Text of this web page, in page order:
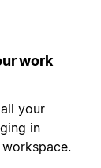
work
your
in